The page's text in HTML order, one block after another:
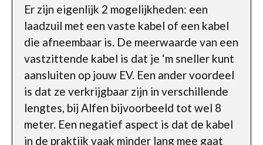
Er zijn eigenlijk 2 mogelijkheden: een
laadzuil met een vaste kabel of een kabel
die afneembaar is. De meerwaarde van een
vastzittende kabel is dat je ‘m sneller kunt
aansluiten op jouw EV. Een ander voordeel
is dat ze verkrijgbaar zijn in verschillende
lengtes, bij Alfen bijvoorbeeld tot wel 8
meter. Een negatief aspect is dat de kabel
in de praktijk vaak minder lang mee gaat